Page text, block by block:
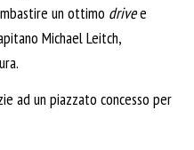
un ottimo drivee
Michael Leitch,
ad un piazzato concesso per